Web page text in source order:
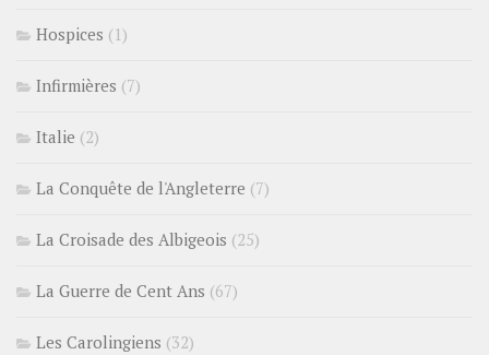
Hospices (1)
Infirmières (7)
Italie (2)
La Conquête de l'Angleterre (7)
La Croisade des Albigeois (25)
La Guerre de Cent Ans (67)
Les Carolingiens (32)